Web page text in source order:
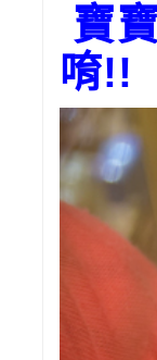
寶
唷!!